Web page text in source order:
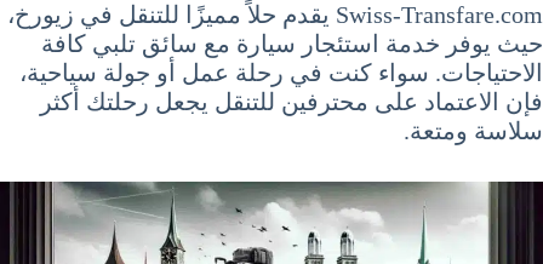
Swiss-Transfare.com يقدم حلاً مميزًا للتنقل في زيورخ،
حيث يوفر خدمة استئجار سيارة مع سائق تلبي كافة
الاحتياجات. سواء كنت في رحلة عمل أو جولة سياحية،
فإن الاعتماد على محترفين للتنقل يجعل رحلتك أكثر
سلاسة ومتعة.